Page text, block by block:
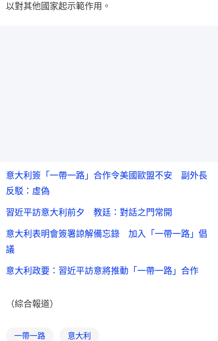
以對其他國家起示範作用。
意大利簽「一帶一路」合作令美國歐盟不安 副外長
反駁：虛偽
習近平訪意大利前夕 教廷：對話之門常開
意大利表明會簽署諒解備忘錄 加入「一帶一路」倡
議
意大利政要：習近平訪意將推動「一帶一路」合作
（綜合報道）
一帶一路 意大利